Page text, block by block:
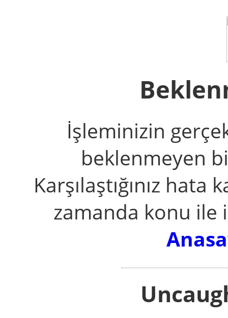
İşleminizin
beklenmeyen
Karşılaştığınız hata
zamanda konu ile